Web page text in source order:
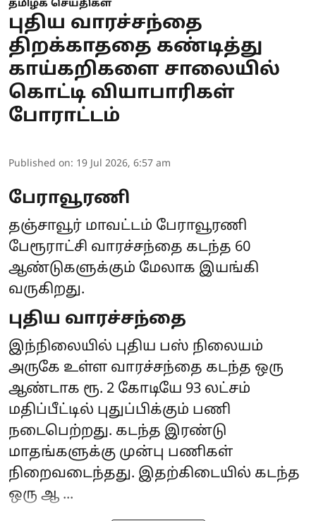
தமிழக செய்திகள்
புதிய வாரச்சந்தை
திறக்காததை கண்டித்து
காய்கறிகளை சாலையில்
கொட்டி வியாபாரிகள்
போராட்டம்
Published on: 19 Jul 2026, 6:57 am
பேராவூரணி
தஞ்சாவூர் மாவட்டம் பேராவூரணி
பேரூராட்சி வாரச்சந்தை கடந்த 60
ஆண்டுகளுக்கும் மேலாக இயங்கி
வருகிறது.
புதிய வாரச்சந்தை
இந்நிலையில் புதிய பஸ் நிலையம்
அருகே உள்ள வாரச்சந்தை கடந்த ஒரு
ஆண்டாக ரூ. 2 கோடியே 93 லட்சம்
மதிப்பீட்டில் புதுப்பிக்கும் பணி
நடைபெற்றது. கடந்த இரண்டு
மாதங்களுக்கு முன்பு பணிகள்
நிறைவடைந்தது. இதற்கிடையில் கடந்த
ஒரு ஆ ...